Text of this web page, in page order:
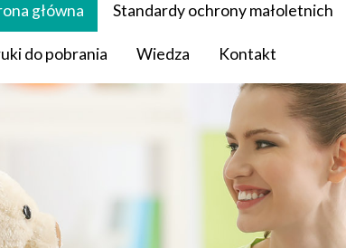
główna Standardy ochrony małoletnich
do pobrania Wiedza Kontakt